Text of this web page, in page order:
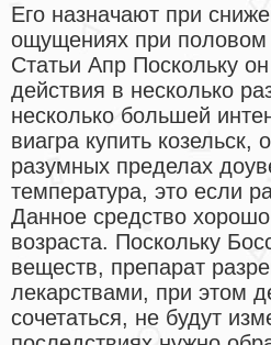
Его назначают при
ощущениях при половом
Статьи Апр Поскольку
действия в несколько
несколько большей
виагра купить
разумных пределах
температура, это если
Данное средство
возраста. Поскольку
веществ, препарат
лекарствами, при этом
сочетаться, не будут